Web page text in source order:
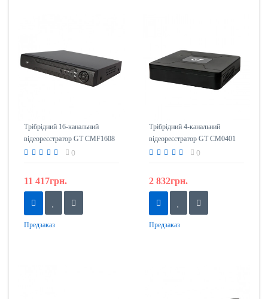
Трібрідний 16-канальний
відеореєстратор GT CMF1608
0
11 417грн.
Предзаказ
Трібрідний 4-канальний
відеореєстратор GT CM0401
0
2 832грн.
Предзаказ